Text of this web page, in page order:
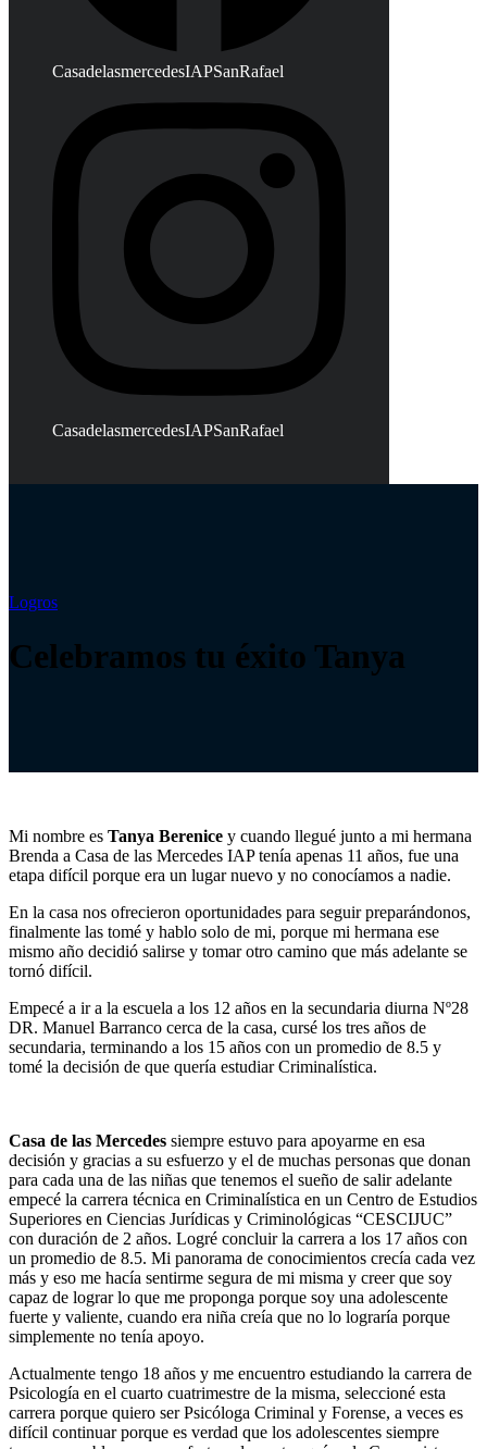
CasadelasmercedesIAPSanRafael
CasadelasmercedesIAPSanRafael
Logros
Celebramos tu éxito Tanya
Mi nombre es Tanya Berenice y cuando llegué junto a mi hermana
Brenda a Casa de las Mercedes IAP tenía apenas 11 años, fue una
etapa difícil porque era un lugar nuevo y no conocíamos a nadie.
En la casa nos ofrecieron oportunidades para seguir preparándonos,
finalmente las tomé y hablo solo de mi, porque mi hermana ese
mismo año decidió salirse y tomar otro camino que más adelante se
tornó difícil.
Empecé a ir a la escuela a los 12 años en la secundaria diurna Nº28
DR. Manuel Barranco cerca de la casa, cursé los tres años de
secundaria, terminando a los 15 años con un promedio de 8.5 y
tomé la decisión de que quería estudiar Criminalística.
Casa de las Mercedes siempre estuvo para apoyarme en esa
decisión y gracias a su esfuerzo y el de muchas personas que donan
para cada una de las niñas que tenemos el sueño de salir adelante
empecé la carrera técnica en Criminalística en un Centro de Estudios
Superiores en Ciencias Jurídicas y Criminológicas “CESCIJUC”
con duración de 2 años. Logré concluir la carrera a los 17 años con
un promedio de 8.5. Mi panorama de conocimientos crecía cada vez
más y eso me hacía sentirme segura de mi misma y creer que soy
capaz de lograr lo que me proponga porque soy una adolescente
fuerte y valiente, cuando era niña creía que no lo lograría porque
simplemente no tenía apoyo.
Actualmente tengo 18 años y me encuentro estudiando la carrera de
Psicología en el cuarto cuatrimestre de la misma, seleccioné esta
carrera porque quiero ser Psicóloga Criminal y Forense, a veces es
difícil continuar porque es verdad que los adolescentes siempre